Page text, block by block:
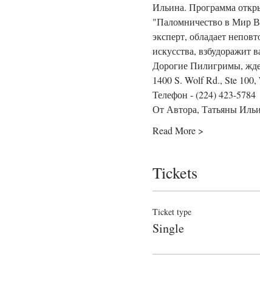
Ильина. Программа
"Паломничество в Мир
эксперт, обладает
искусства,
Дорогие Пилигримы,
1400 S. Wolf Rd., Ste
Телефон - (224) 423-5784
От Автора, Татьяны
Read More >
Tickets
Ticket type
Single